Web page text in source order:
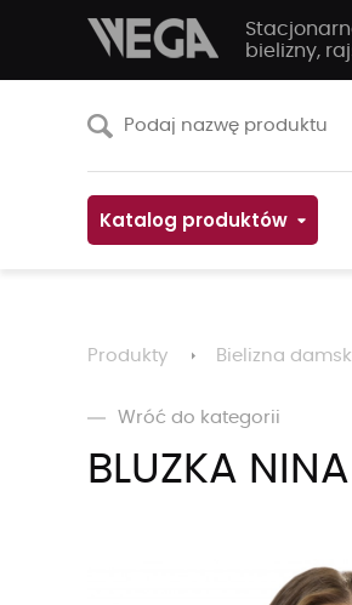
bielizny,
Katalog produktów
Produkty Bielizna
Wróć do kategorii
BLUZKA